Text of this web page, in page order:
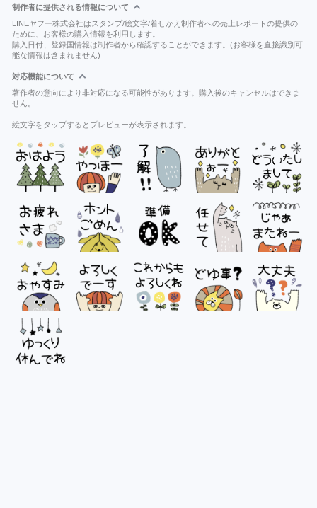
制作者に提供される情報について
LINEヤフー株式会社はスタンプ/絵文字/着せかえ制作者への売上レポートの提供の
ために、お客様の購入情報を利用します。
購入日付、登録国情報は制作者から確認することができます。(お客様を直接識別可
能な情報は含まれません)
対応機能について
著作者の意向により非対応になる可能性があります。購入後のキャンセルはできま
せん。
絵文字をタップするとプレビューが表示されます。